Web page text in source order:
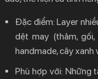
Đặc điểm: Layer
dệt may (thảm,
handmade, cây
Phù hợp với: Những